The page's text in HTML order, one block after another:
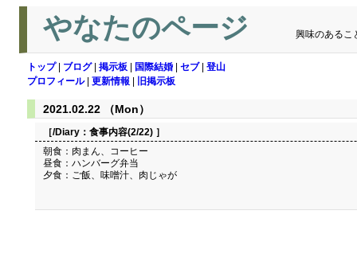
やなたのページ 興味のあるこ
トップ| ブログ| 掲示板 国際結婚 セブ| 登山
プロフィール| 更新情報 旧掲示板
2021.02.22 （Mon）
［/Diary： 食事内容(2/22) ］
朝食：肉まん、コーヒー
昼食：ハンバーグ弁当
夕食：ご飯、味噌汁、肉じゃが